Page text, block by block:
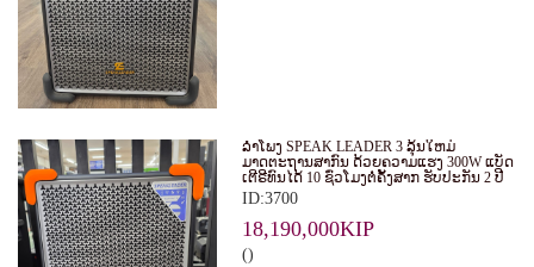
ລໍາໂພງ SPEAK LEADER 3 ລຸ້ນໃຫມ່
ມາດຕະຖານສາກົນ ດ້ວຍຄວາມແຮງ 300W ແບັດ
ເຕີຣີທົນໄດ້ 10 ຊົ່ວໂມງຕໍ່ຄັ້ງສາກ ຮັບປະກັນ 2 ປີ
ID:3700
18,190,000KIP
()